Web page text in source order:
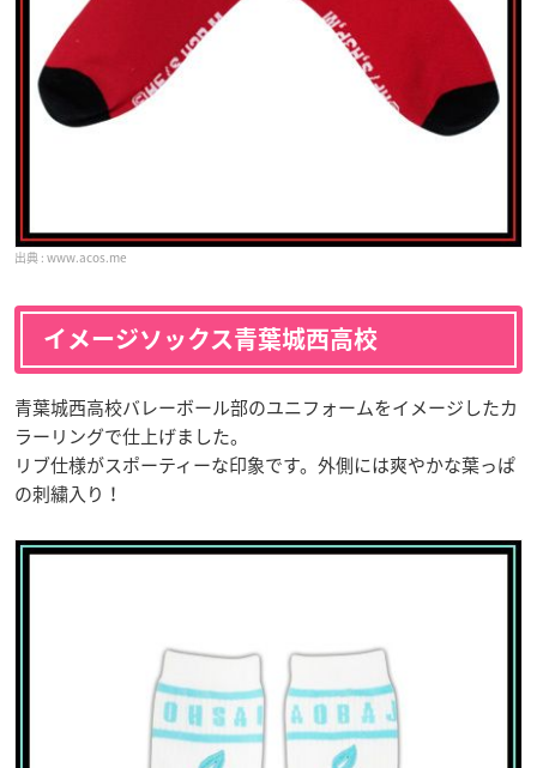
www.acos.me
イメージソックス青葉城西高校
青葉城西高校バレーボール部のユニフォームをイメージしたカ
ラーリングで仕上げました。
リブ仕様がスポーティーな印象です。外側には爽やかな葉っぱ
の刺繍入り！